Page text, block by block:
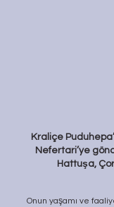
Kraliçe
Nefertari’ye
Hattuşa,
Onun yaşamı ve